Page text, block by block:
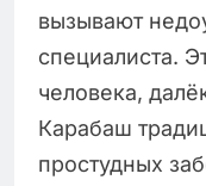
вызывают
специалиста.
человека,
Карабаш
простудных